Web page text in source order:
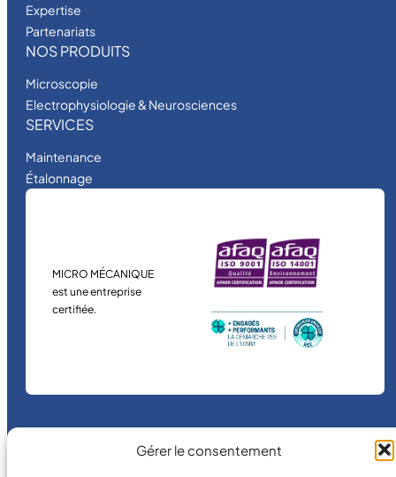
Gérer le consentement
Expertise
Partenariats
NOS PRODUITS
Microscopie
Electrophysiologie & Neurosciences
SERVICES
Maintenance
Étalonnage
MICRO MÉCANIQUE
est une entreprise
certifiée.
©2026 MICRO MÉCANIQUE.